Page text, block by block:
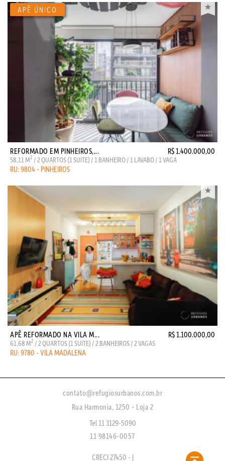
REFORMADO EM PINHEIROS,... R$ 1.400.000,00
58,11 M2 / 2 QUARTOS (1 SUITE) / 1 BANHEIRO / 1 LAVABO / 1 VAGA
RU: 9804 - PINHEIROS
APÊ REFORMADO NA VILA M... R$ 1.100.000,00
61,68 M2 / 2 QUARTOS (1 SUITE) / 2 BANHEIROS / 2 VAGAS
RU: 9780 - VILA MADALENA
contato@refugiosurbanos.com.br
Rua Harmonia, 1250 - Loja 2
Tel 11 3129-5090
11 98146-0057
CRECI 27450 - J